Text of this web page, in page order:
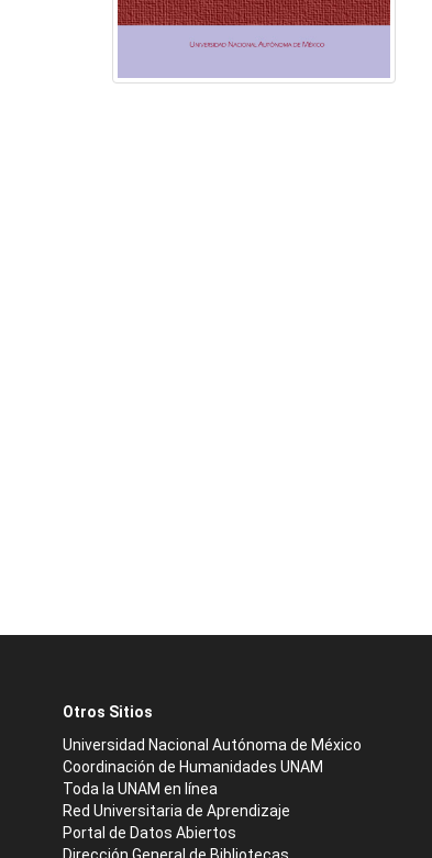
Otros Sitios
Universidad Nacional Autónoma de México
Coordinación de Humanidades UNAM
Toda la UNAM en línea
Red Universitaria de Aprendizaje
Portal de Datos Abiertos